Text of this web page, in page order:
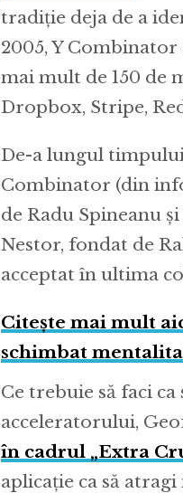
tradiție deja de a
2005, Y
mai mult de 150 de
Dropbox, Stripe,
De-a lungul
Combinator (din
de Radu Spineanu
Nestor, fondat de
acceptat în ultima
Citește mai mult
schimbat
Ce trebuie să faci
acceleratorului,
în cadrul „Extra
aplicație ca să